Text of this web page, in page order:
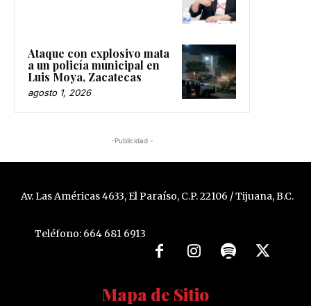
Ataque con explosivo mata
a un policía municipal en
Luis Moya, Zacatecas
agosto 1, 2026
-Publicidad -
Av. Las Américas 4633, El Paraíso, C.P. 22106 / Tijuana, B.C.
Teléfono: 664 681 6913
Mapa de Sitio